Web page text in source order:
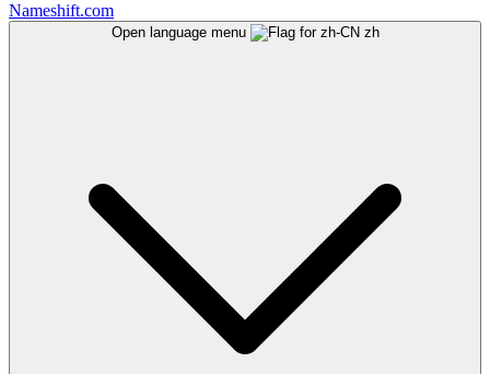
Nameshift.com
Open language menu zh